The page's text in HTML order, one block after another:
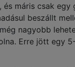
máris csak
beszállt
nagyobb
Erre jött egy